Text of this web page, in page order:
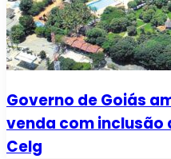
Governo de Goiás
venda com inclusão
Celg